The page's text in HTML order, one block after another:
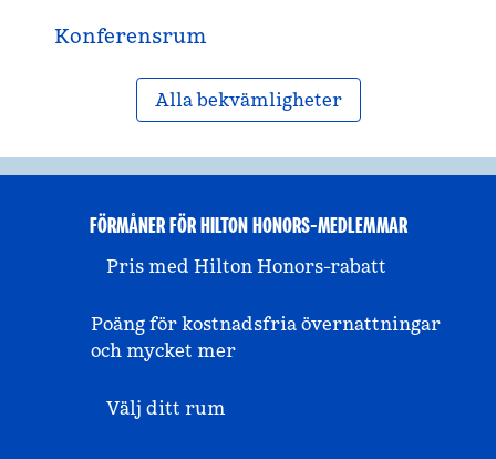
Konferensrum
Alla bekvämligheter
FÖRMÅNER FÖR HILTON HONORS-MEDLEMMAR
Pris med Hilton Honors-rabatt
Poäng för kostnadsfria övernattningar
och mycket mer
Välj ditt rum